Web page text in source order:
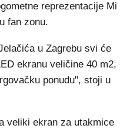
reprezentacije Mi
fan zonu.
u Zagrebu svi će
ekranu veličine 40 m2,
ponudu", stoji u
veliki ekran za utakmice